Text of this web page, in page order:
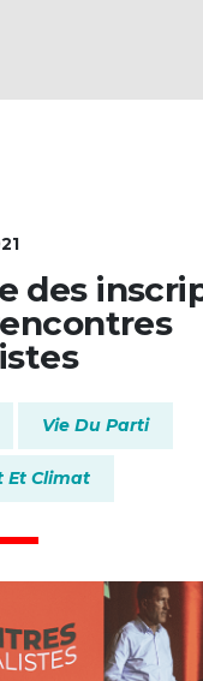
des
Vie Du Parti
Et Climat